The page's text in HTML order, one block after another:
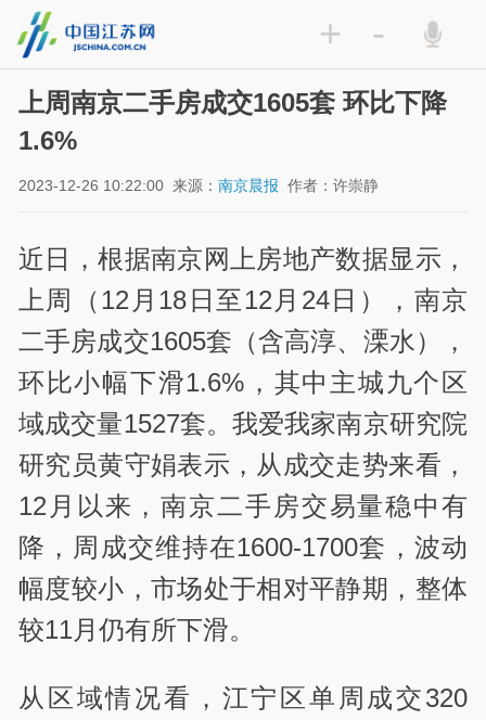
+ -
上周南京二手房成交1605套 环比下降
1.6%
2023-12-26 10:22:00 来源：南京晨报 作者：许崇静
近日，根据南京网上房地产数据显示，
上周（12月18日至12月24日），南京
二手房成交1605套（含高淳、溧水），
环比小幅下滑1.6%，其中主城九个区
域成交量1527套。我爱我家南京研究院
研究员黄守娟表示，从成交走势来看，
12月以来，南京二手房交易量稳中有
降，周成交维持在1600-1700套，波动
幅度较小，市场处于相对平静期，整体
较11月仍有所下滑。
从区域情况看，江宁区单周成交320